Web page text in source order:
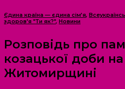
Єдина країна — єдина сім’я,
здоров'я "Ти як?", Новини
Розповідь про
козацької доби на
Житомирщині